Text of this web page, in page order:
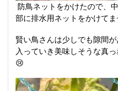
防鳥ネットをかけたので、
部に排水用ネットをかけて
賢い鳥さんは少しでも隙間
入っていき美味しそうな真
😢